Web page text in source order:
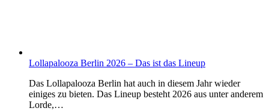
Lollapalooza Berlin 2026 – Das ist das Lineup
Das Lollapalooza Berlin hat auch in diesem Jahr wieder
einiges zu bieten. Das Lineup besteht 2026 aus unter anderem
Lorde,…